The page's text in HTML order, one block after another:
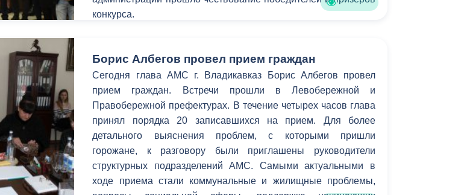
конкурса.
Борис Албегов провел прием граждан
Сегодня глава АМС г. Владикавказ Борис Албегов провел
прием граждан. Встречи прошли в Левобережной и
Правобережной префектурах. В течение четырех часов глава
принял порядка 20 записавшихся на прием. Для более
детального выяснения проблем, с которыми пришли
горожане, к разговору были приглашены руководители
структурных подразделений АМС. Самыми актуальными в
ходе приема стали коммунальные и жилищные проблемы,